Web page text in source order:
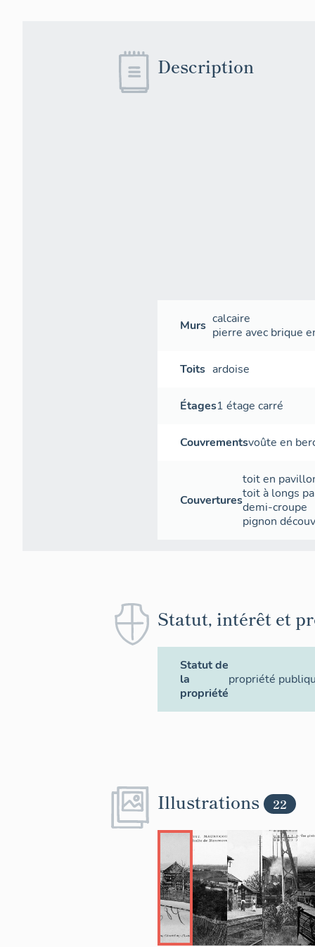
Description
Murs calcaire
pierre avec brique
Toits ardoise
Étages1 étage carré
Couvrementsvoûte en
Couvertures
toit en
toit à longs
demi-croupe
pignon
Statut, intérêt et
Statut de
la
propriété
propriété
Illustrations 22